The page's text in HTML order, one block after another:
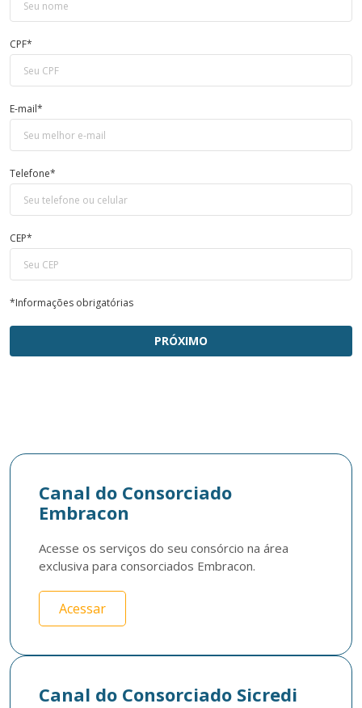
CPF*
E-mail*
Telefone*
CEP*
*Informações obrigatórias
PRÓXIMO
Canal do Consorciado
Embracon
Acesse os serviços do seu consórcio na área
exclusiva para consorciados Embracon.
Acessar
Canal do Consorciado Sicredi